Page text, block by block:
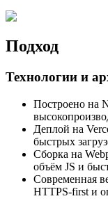
Подход
Технологии и
Построено на
Деплой на
быстрых
Сборка на
объём JS и
Современная
HTTPS-first и